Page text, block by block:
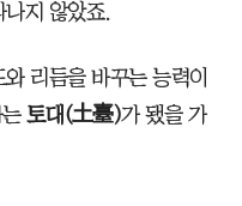
지 않았죠.
리듬을 바꾸는 능력이
토대(土臺)가 됐을 가